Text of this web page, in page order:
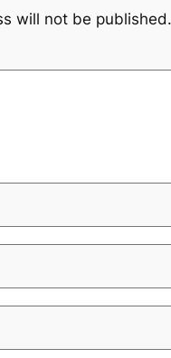
will not be published.